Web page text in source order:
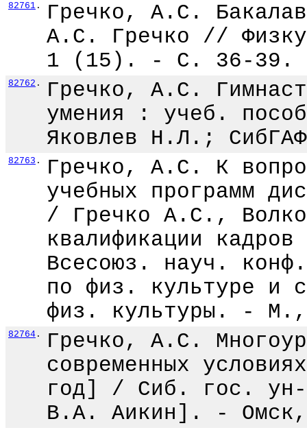
82761 .
Гречко, А.С.
А.С. Гречко //
1 (15). - С. 36-39.
82762 .
Гречко, А.С.
умения : учеб.
Яковлев Н.Л.;
82763 .
Гречко, А.С. К
учебных программ
/ Гречко А.С.,
квалификации
Всесоюз. науч.
по физ. культуре и
физ. культуры. -
82764 .
Гречко, А.С.
современных
год] / Сиб. гос.
В.А. Аикин]. -